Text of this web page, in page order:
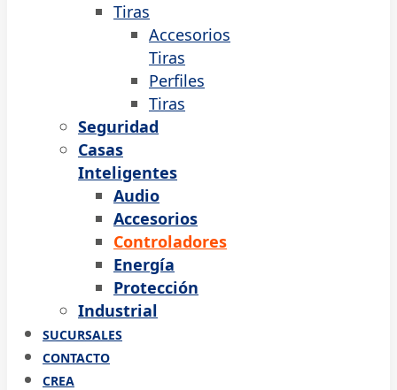
Tiras
Accesorios
Tiras
Perfiles
Tiras
Seguridad
Casas
Inteligentes
Audio
Accesorios
Controladores
Energía
Protección
Industrial
SUCURSALES
CONTACTO
CREA